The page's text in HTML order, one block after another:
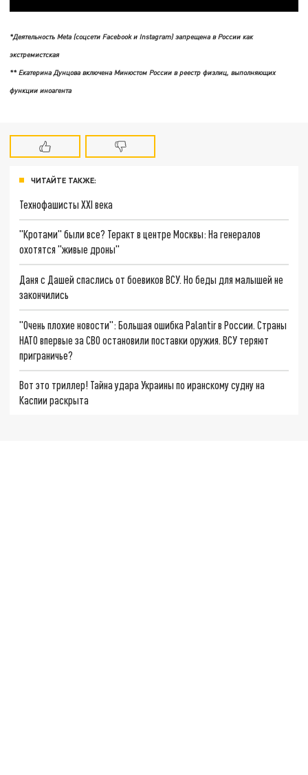
*Деятельность Meta (соцсети Facebook и Instagram) запрещена в России как
экстремистская
** Екатерина Дунцова включена Минюстом России в реестр физлиц, выполняющих
функции иноагента
ЧИТАЙТЕ ТАКЖЕ:
Технофашисты XXI века
"Кротами" были все? Теракт в центре Москвы: На генералов
охотятся "живые дроны"
Даня с Дашей спаслись от боевиков ВСУ. Но беды для малышей не
закончились
"Очень плохие новости": Большая ошибка Palantir в России. Страны
НАТО впервые за СВО остановили поставки оружия. ВСУ теряют
приграничье?
Вот это триллер! Тайна удара Украины по иранскому судну на
Каспии раскрыта